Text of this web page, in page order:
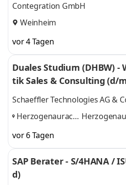
Contegration GmbH
Weinheim
vor 4 Tagen
Duales Studium (DHBW)
tik Sales & Consulting (d/
Schaeffler Technologies AG &
Herzogenaurach,
Mannheim
vor 6 Tagen
SAP Berater - S/4HANA /
d)